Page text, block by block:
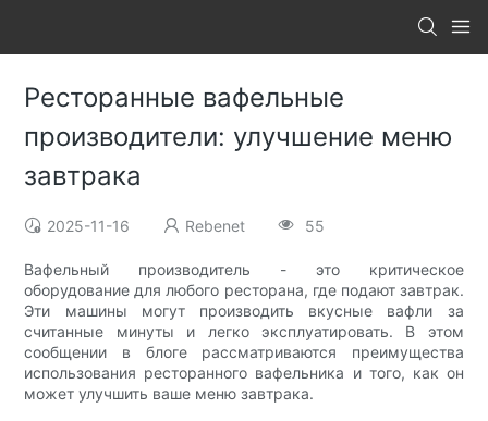
Ресторанные вафельные
производители: улучшение меню
завтрака
2025-11-16 Rebenet 55
Вафельный производитель - это критическое
оборудование для любого ресторана, где подают завтрак.
Эти машины могут производить вкусные вафли за
считанные минуты и легко эксплуатировать. В этом
сообщении в блоге рассматриваются преимущества
использования ресторанного вафельника и того, как он
может улучшить ваше меню завтрака.